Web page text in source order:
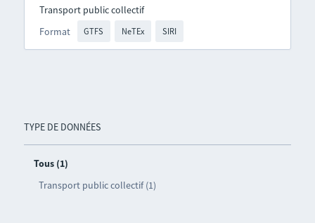
TYPE DE DONNÉES
Tous (1)
Transport public collectif (1)
Format GTFS NeTEx SIRI
Transport public collectif